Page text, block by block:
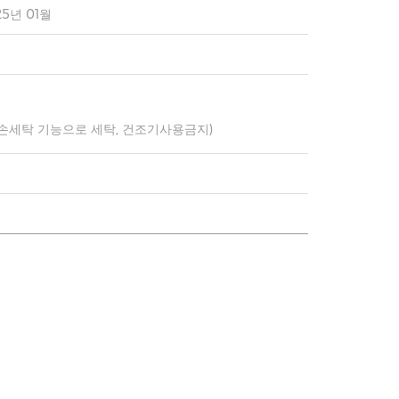
년 01월
세탁 기능으로 세탁, 건조기사용금지)